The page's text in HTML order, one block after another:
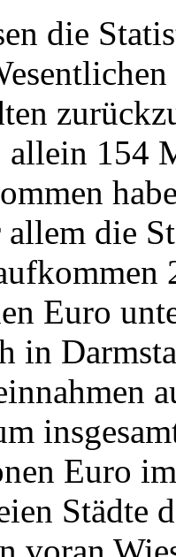
die
154
die
Euro
in
Euro
Städte